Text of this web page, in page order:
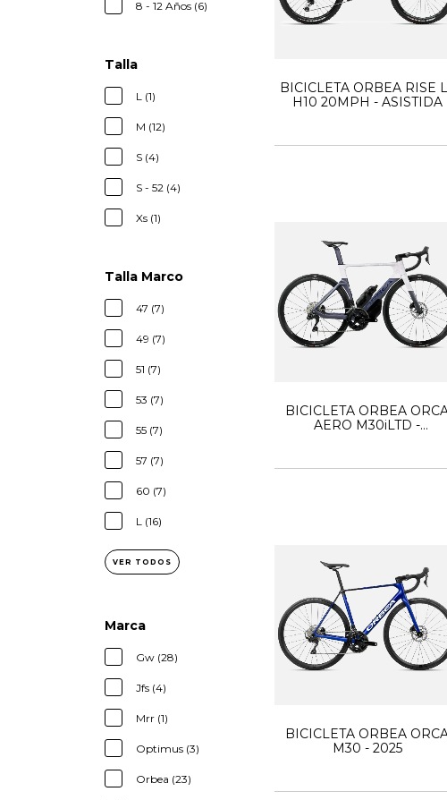
8 - 12 Años (6)
Talla
L (1)
M (12)
S (4)
S - 52 (4)
Xs (1)
Talla Marco
47 (7)
49 (7)
51 (7)
53 (7)
55 (7)
57 (7)
60 (7)
L (16)
VER TODOS
Marca
Gw (28)
Jfs (4)
Mrr (1)
Optimus (3)
Orbea (23)
BICICLETA ORBEA RISE
H10 20MPH - ASISTIDA
BICICLETA ORBEA
AERO M30iLTD -
BICICLETA ORBEA
M30 - 2025